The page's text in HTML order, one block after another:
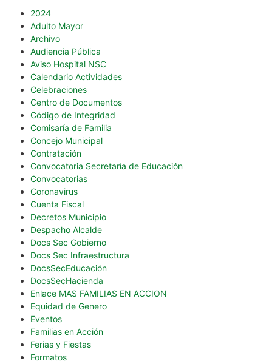
2024
Adulto Mayor
Archivo
Audiencia Pública
Aviso Hospital NSC
Calendario Actividades
Celebraciones
Centro de Documentos
Código de Integridad
Comisaría de Familia
Concejo Municipal
Contratación
Convocatoria Secretaría de Educación
Convocatorias
Coronavirus
Cuenta Fiscal
Decretos Municipio
Despacho Alcalde
Docs Sec Gobierno
Docs Sec Infraestructura
DocsSecEducación
DocsSecHacienda
Enlace MAS FAMILIAS EN ACCION
Equidad de Genero
Eventos
Familias en Acción
Ferias y Fiestas
Formatos